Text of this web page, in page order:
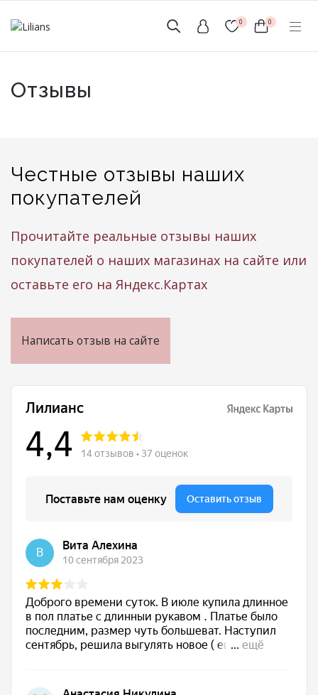
0 0
Новинки
Мужской Ассортимент
Детcкий трикотаж
Женская одежда
Домашняя одежда
Жакеты женские
Комплекты женские повседневные
Рекомендуем
Футболки и блузки
Фуфайки женские
Отзывы
Честные отзывы наших
покупателей
Прочитайте реальные отзывы наших
покупателей о наших магазинах на сайте или
оставьте его на Яндекс.Картах
Написать отзыв на сайте